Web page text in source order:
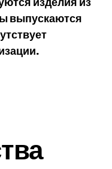
выпускаются